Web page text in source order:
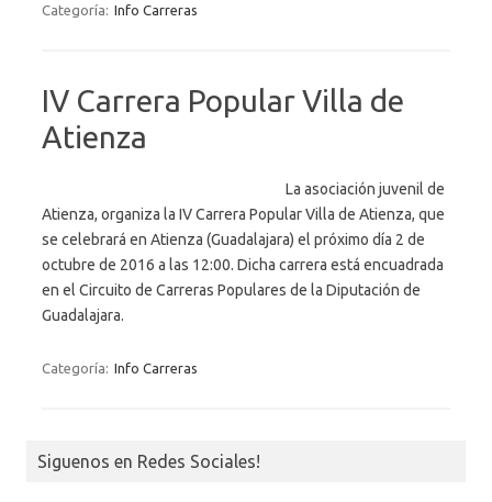
Categoría: Info Carreras
IV Carrera Popular Villa de
Atienza
La asociación juvenil de
Atienza, organiza la IV Carrera Popular Villa de Atienza, que
se celebrará en Atienza (Guadalajara) el próximo día 2 de
octubre de 2016 a las 12:00. Dicha carrera está encuadrada
en el Circuito de Carreras Populares de la Diputación de
Guadalajara.
Categoría: Info Carreras
Siguenos en Redes Sociales!